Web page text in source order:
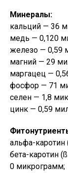
Минералы:
кальций — 36
медь — 0,120
железо — 0,59
магний — 29
маргацец —
фосфор — 71
селен — 1,8
цинк — 0,59
альфа-
бета-каротин
0 микрограмм;